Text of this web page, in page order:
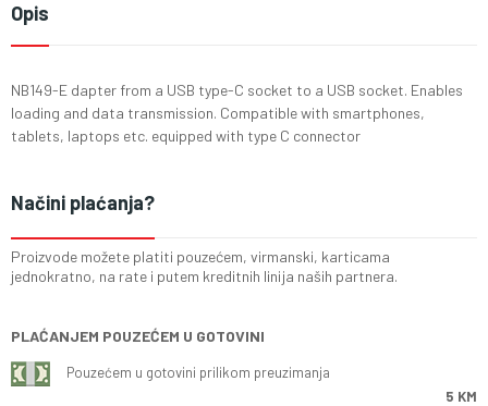
Opis
NB149-E dapter from a USB type-C socket to a USB socket. Enables
loading and data transmission. Compatible with smartphones,
tablets, laptops etc. equipped with type C connector
Načini plaćanja?
Proizvode možete platiti pouzećem, virmanski, karticama
jednokratno, na rate i putem kreditnih linija naših partnera.
PLAĆANJEM POUZEĆEM U GOTOVINI
Pouzećem u gotovini prilikom preuzimanja
5 KM